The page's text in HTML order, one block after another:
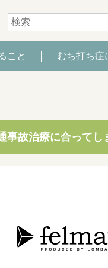
こと むち打ち症
事故治療に合ってし